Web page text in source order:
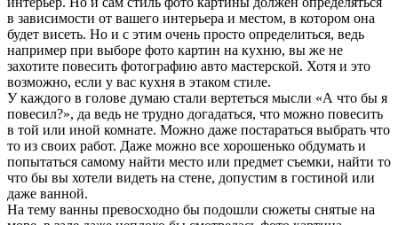
в зависимости от вашего интерьера и местом, в котором она
будет висеть. Но и с этим очень просто определиться, ведь
например при выборе фото картин на кухню, вы же не
захотите повесить фотографию авто мастерской. Хотя и это
возможно, если у вас кухня в этаком стиле.
У каждого в голове думаю стали вертеться мысли «А что бы я
повесил?», да ведь не трудно догадаться, что можно повесить
в той или иной комнате. Можно даже постараться выбрать что
то из своих работ. Даже можно все хорошенько обдумать и
попытаться самому найти место или предмет съемки, найти то
что бы вы хотели видеть на стене, допустим в гостиной или
даже ванной.
На тему ванны превосходно бы подошли сюжеты снятые на